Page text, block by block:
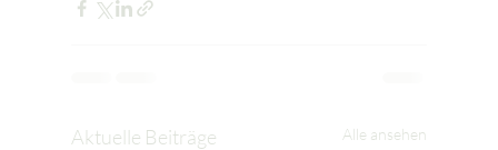
Aktuelle Beiträge Alle ansehen